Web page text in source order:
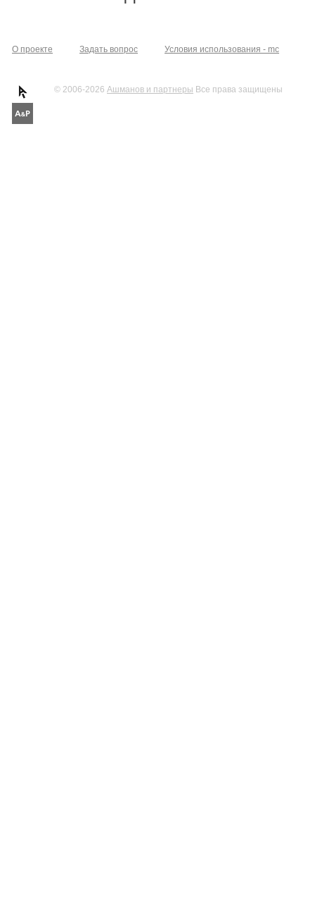
О проекте Задать вопрос Условия использования - mc
© 2006-2026 Ашманов и партнеры Все права защищены